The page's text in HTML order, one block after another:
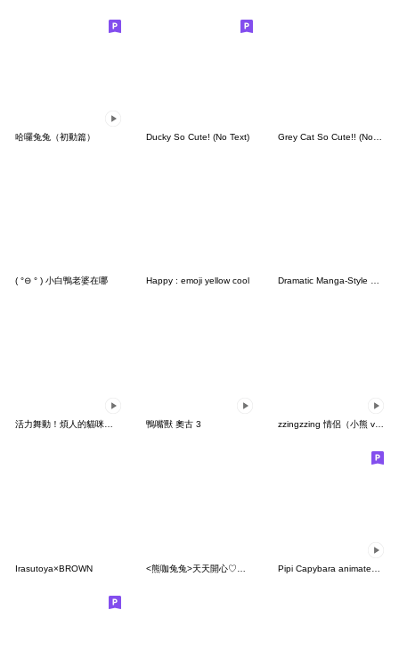
哈囉兔兔（初動篇） Ducky So Cute! (No Text) Grey Cat So Cute!! (No Text)
( °⊖ ° ) 小白鴨老婆在哪 Happy : emoji yellow cool
活力舞動！煩人的貓咪★迷你版 鴨嘴獸 奧古 3 zzingzzing 情侶（小熊 ver.）3
Irasutoya×BROWN